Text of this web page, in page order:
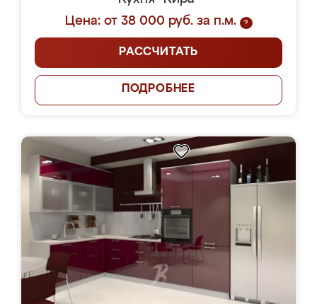
Цена: от 38 000 руб. за п.м.
?
РАССЧИТАТЬ
ПОДРОБНЕЕ